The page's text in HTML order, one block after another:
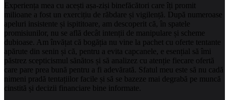
Experiența mea cu acești așa-ziși binefăcători care îți promit
milioane a fost un exercițiu de răbdare și vigilență. După numeroase
apeluri insistente și ispititoare, am descoperit că, în spatele
promisiunilor, nu se află decât intenții de manipulare și scheme
dubioase. Am învățat că bogăția nu vine la pachet cu oferte tentante
apărute din senin și că, pentru a evita capcanele, e esențial să îmi
păstrez scepticismul sănătos și să analizez cu atenție fiecare ofertă
care pare prea bună pentru a fi adevărată. Sfatul meu este să nu cadă
nimeni pradă tentațiilor facile și să se bazeze mai degrabă pe muncă
cinstită și decizii financiare bine informate.